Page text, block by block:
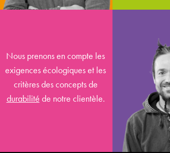
Nous prenons en compte les
exigences écologiques et les
critères des concepts de
durabilité de notre clientèle.